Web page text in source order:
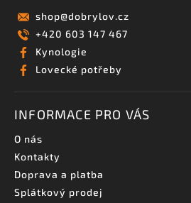
shop@dobrylov.cz
+420 603 147 467
Kynologie
Lovecké potřeby
INFORMACE PRO VÁS
O nás
Kontakty
Doprava a platba
Splátkový prodej